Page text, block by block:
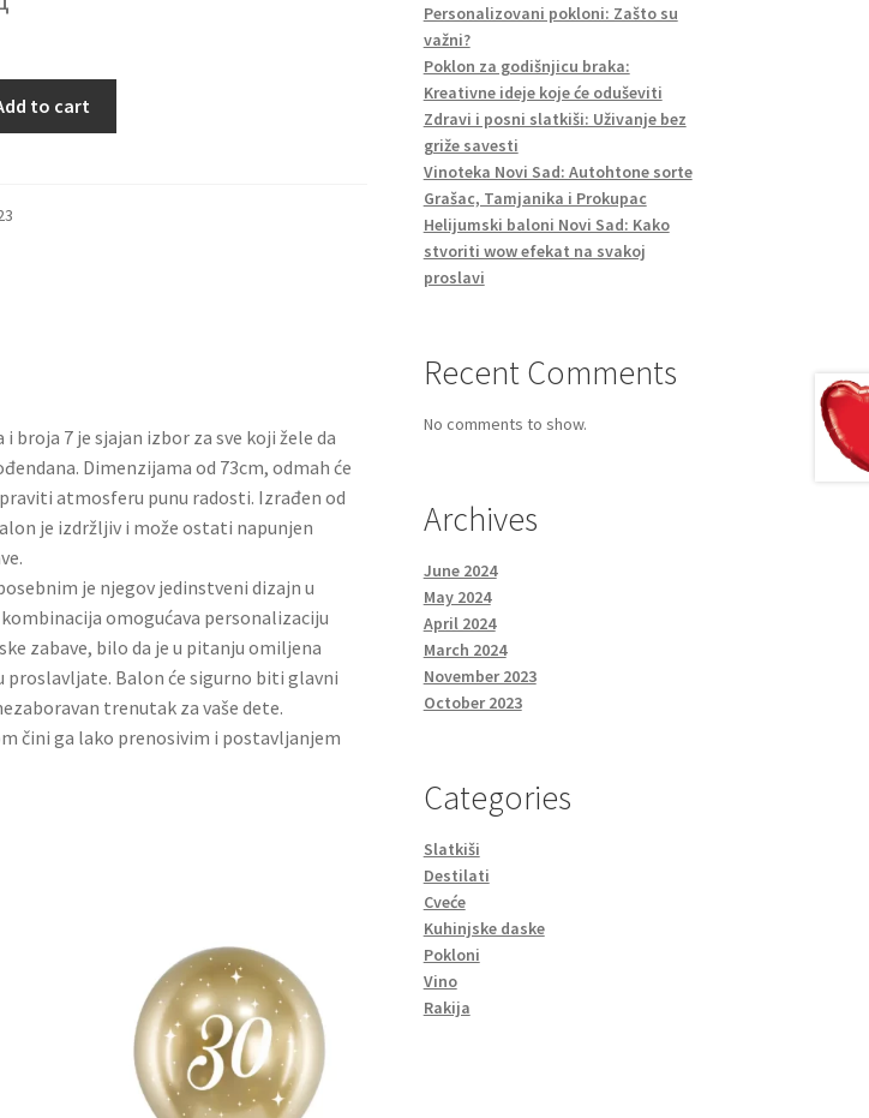
to cart
broja 7 je sjajan izbor za sve koji žele da
Dimenzijama od 73cm, odmah će
atmosferu punu radosti. Izrađen od
je izdržljiv i može ostati napunjen
je njegov jedinstveni dizajn u
omogućava personalizaciju
zabave, bilo da je u pitanju omiljena
Balon će sigurno biti glavni
trenutak za vaše dete.
čini ga lako prenosivim i postavljanjem
Personalizovani pokloni: Zašto su
važni?
Poklon za godišnjicu braka:
Kreativne ideje koje će oduševiti
Zdravi i posni slatkiši: Uživanje bez
griže savesti
Vinoteka Novi Sad: Autohtone sorte
Grašac, Tamjanika i Prokupac
Helijumski baloni Novi Sad: Kako
stvoriti wow efekat na svakoj
proslavi
Recent Comments
No comments to show.
Archives
June 2024
May 2024
April 2024
March 2024
November 2023
October 2023
Categories
Slatkiši
Destilati
Cveće
Kuhinjske daske
Pokloni
Vino
Rakija